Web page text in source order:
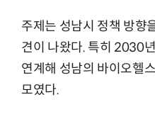
주제는 성남시 정책 방향
견이 나왔다. 특히 2030
연계해 성남의 바이오헬
모였다.